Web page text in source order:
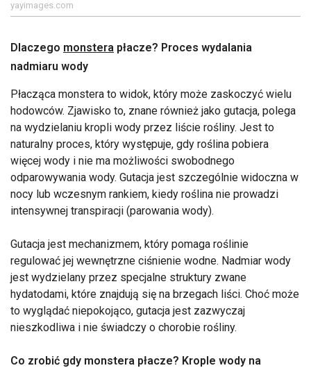
yayimages.com
Dlaczego monstera płacze? Proces wydalania
nadmiaru wody
Płacząca monstera to widok, który może zaskoczyć wielu
hodowców. Zjawisko to, znane również jako gutacja, polega
na wydzielaniu kropli wody przez liście rośliny. Jest to
naturalny proces, który występuje, gdy roślina pobiera
więcej wody i nie ma możliwości swobodnego
odparowywania wody. Gutacja jest szczególnie widoczna w
nocy lub wczesnym rankiem, kiedy roślina nie prowadzi
intensywnej transpiracji (parowania wody).
Gutacja jest mechanizmem, który pomaga roślinie
regulować jej wewnętrzne ciśnienie wodne. Nadmiar wody
jest wydzielany przez specjalne struktury zwane
hydatodami, które znajdują się na brzegach liści. Choć może
to wyglądać niepokojąco, gutacja jest zazwyczaj
nieszkodliwa i nie świadczy o chorobie rośliny.
Co zrobić gdy monstera płacze? Krople wody na